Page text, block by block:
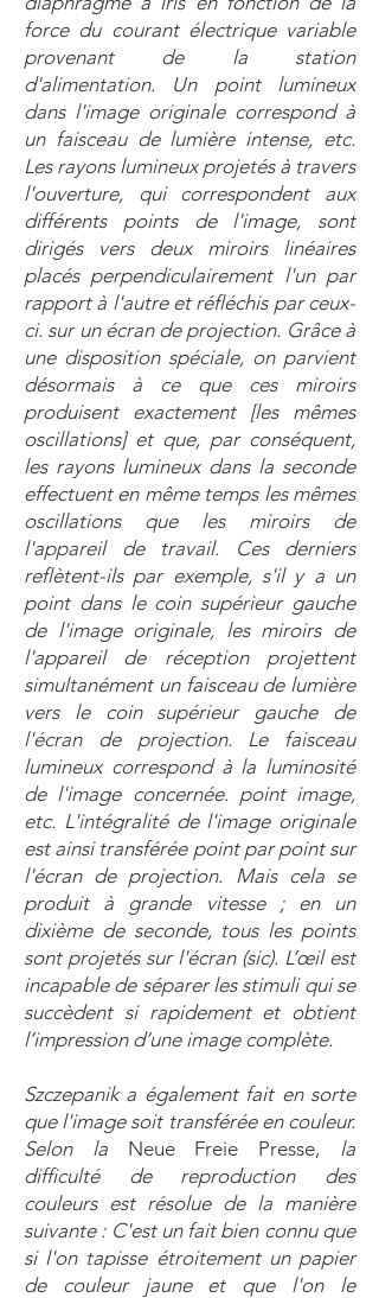
force du courant électrique variable
provenant de la station
d'alimentation. Un point lumineux
dans l'image originale correspond à
un faisceau de lumière intense, etc.
Les rayons lumineux projetés à travers
l'ouverture, qui correspondent aux
différents points de l'image, sont
dirigés vers deux miroirs linéaires
placés perpendiculairement l'un par
rapport à l'autre et réfléchis par ceux-
ci. sur un écran de projection. Grâce à
une disposition spéciale, on parvient
désormais à ce que ces miroirs
produisent exactement [les mêmes
oscillations] et que, par conséquent,
les rayons lumineux dans la seconde
effectuent en même temps les mêmes
oscillations que les miroirs de
l'appareil de travail. Ces derniers
reflètent-ils par exemple, s'il y a un
point dans le coin supérieur gauche
de l'image originale, les miroirs de
l'appareil de réception projettent
simultanément un faisceau de lumière
vers le coin supérieur gauche de
l'écran de projection. Le faisceau
lumineux correspond à la luminosité
de l'image concernée. point image,
etc. L'intégralité de l'image originale
est ainsi transférée point par point sur
l'écran de projection. Mais cela se
produit à grande vitesse ; en un
dixième de seconde, tous les points
sont projetés sur l'écran (sic). L’œil est
incapable de séparer les stimuli qui se
succèdent si rapidement et obtient
l’impression d’une image complète.
Szczepanik a également fait en sorte
que l'image soit transférée en couleur.
Selon la Neue Freie Presse, la
difficulté de reproduction des
couleurs est résolue de la manière
suivante : C'est un fait bien connu que
si l'on tapisse étroitement un papier
de couleur jaune et que l'on le